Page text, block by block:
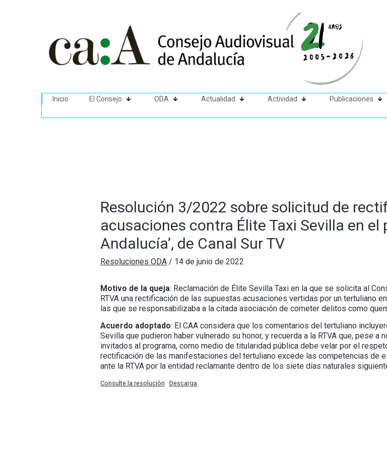
Inicio El Consejo ODA Actualidad Actividad Publicaciones
Resolución 3/2022 sobre solicitud de
acusaciones contra Élite Taxi Sevilla en el
Andalucía’, de Canal Sur TV
Resoluciones ODA/ 14 de junio de 2022
Motivo de la queja: Reclamación de Élite Sevilla Taxi en la que se solicita al
RTVA una rectificación de las supuestas acusaciones vertidas por un tertuliano en
las que se responsabilizaba a la citada asociación de cometer delitos como
Acuerdo adoptado: El CAA considera que los comentarios del tertuliano
Sevilla que pudieron haber vulnerado su honor, y recuerda a la RTVA que, pese
invitados al programa, como medio de titularidad pública debe velar por el
rectificación de las manifestaciones del tertuliano excede las competencias de
ante la RTVA por la entidad reclamante dentro de los siete días naturales
Consulte la resolución Descarga